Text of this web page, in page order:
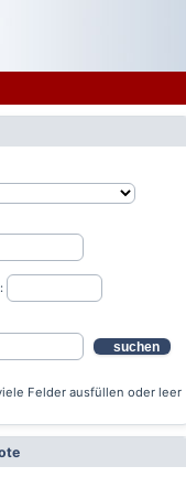
suchen
Felder ausfüllen oder leer